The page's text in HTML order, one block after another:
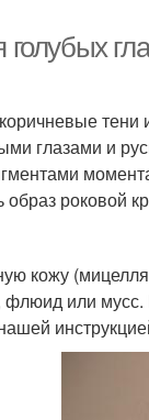
тени
глазами и
образ роковой
кожу
или мусс.